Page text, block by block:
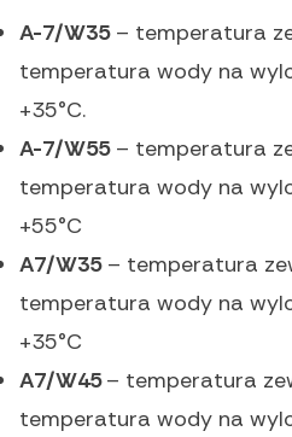
A-7/W35– temperatura
temperatura wody na
+35°C.
A-7/W55– temperatura
temperatura wody na
+55°C
A7/W35– temperatura
temperatura wody na
+35°C
A7/W45– temperatura
temperatura wody na